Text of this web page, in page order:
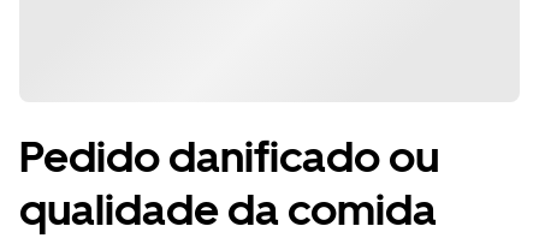
Pedido danificado ou
qualidade da comida